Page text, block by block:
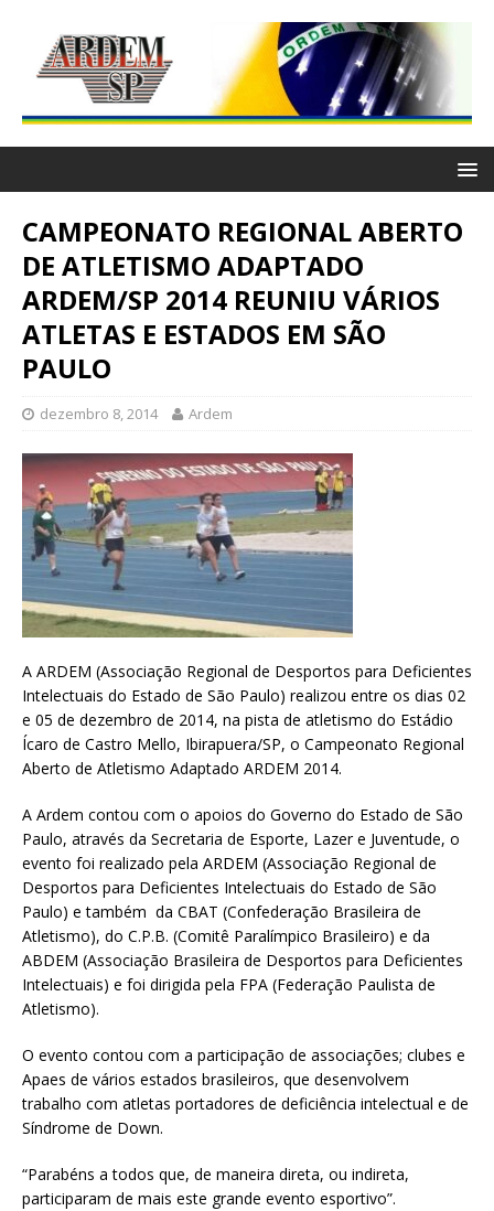
CAMPEONATO REGIONAL ABERTO
DE ATLETISMO ADAPTADO
ARDEM/SP 2014 REUNIU VÁRIOS
ATLETAS E ESTADOS EM SÃO
PAULO
dezembro 8, 2014 Ardem
A ARDEM (Associação Regional de Desportos para Deficientes
Intelectuais do Estado de São Paulo) realizou entre os dias 02
e 05 de dezembro de 2014, na pista de atletismo do Estádio
Ícaro de Castro Mello, Ibirapuera/SP, o Campeonato Regional
Aberto de Atletismo Adaptado ARDEM 2014.
A Ardem contou com o apoios do Governo do Estado de São
Paulo, através da Secretaria de Esporte, Lazer e Juventude, o
evento foi realizado pela ARDEM (Associação Regional de
Desportos para Deficientes Intelectuais do Estado de São
Paulo) e também da CBAT (Confederação Brasileira de
Atletismo), do C.P.B. (Comitê Paralímpico Brasileiro) e da
ABDEM (Associação Brasileira de Desportos para Deficientes
Intelectuais) e foi dirigida pela FPA (Federação Paulista de
Atletismo).
O evento contou com a participação de associações; clubes e
Apaes de vários estados brasileiros, que desenvolvem
trabalho com atletas portadores de deficiência intelectual e de
Síndrome de Down.
“Parabéns a todos que, de maneira direta, ou indireta,
participaram de mais este grande evento esportivo”.